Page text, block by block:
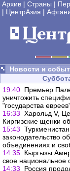
Архив | Страны |
| ЦентрАзия |
Новости и
19:40 Премьер
уничтожить
"государства
16:33 Харольд V,
Киргизские щенки
15:43
законодательство
объединениях и
14:35 Кыргызы
свое национальное
14:33
Россия